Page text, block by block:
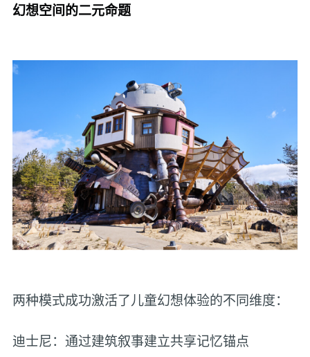
幻想空间的二元命题
两种模式成功激活了儿童幻想体验的不同维度：
迪士尼：通过建筑叙事建立共享记忆锚点